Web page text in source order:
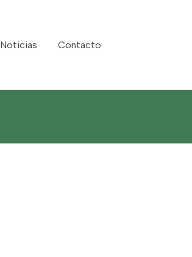
Noticias Contacto